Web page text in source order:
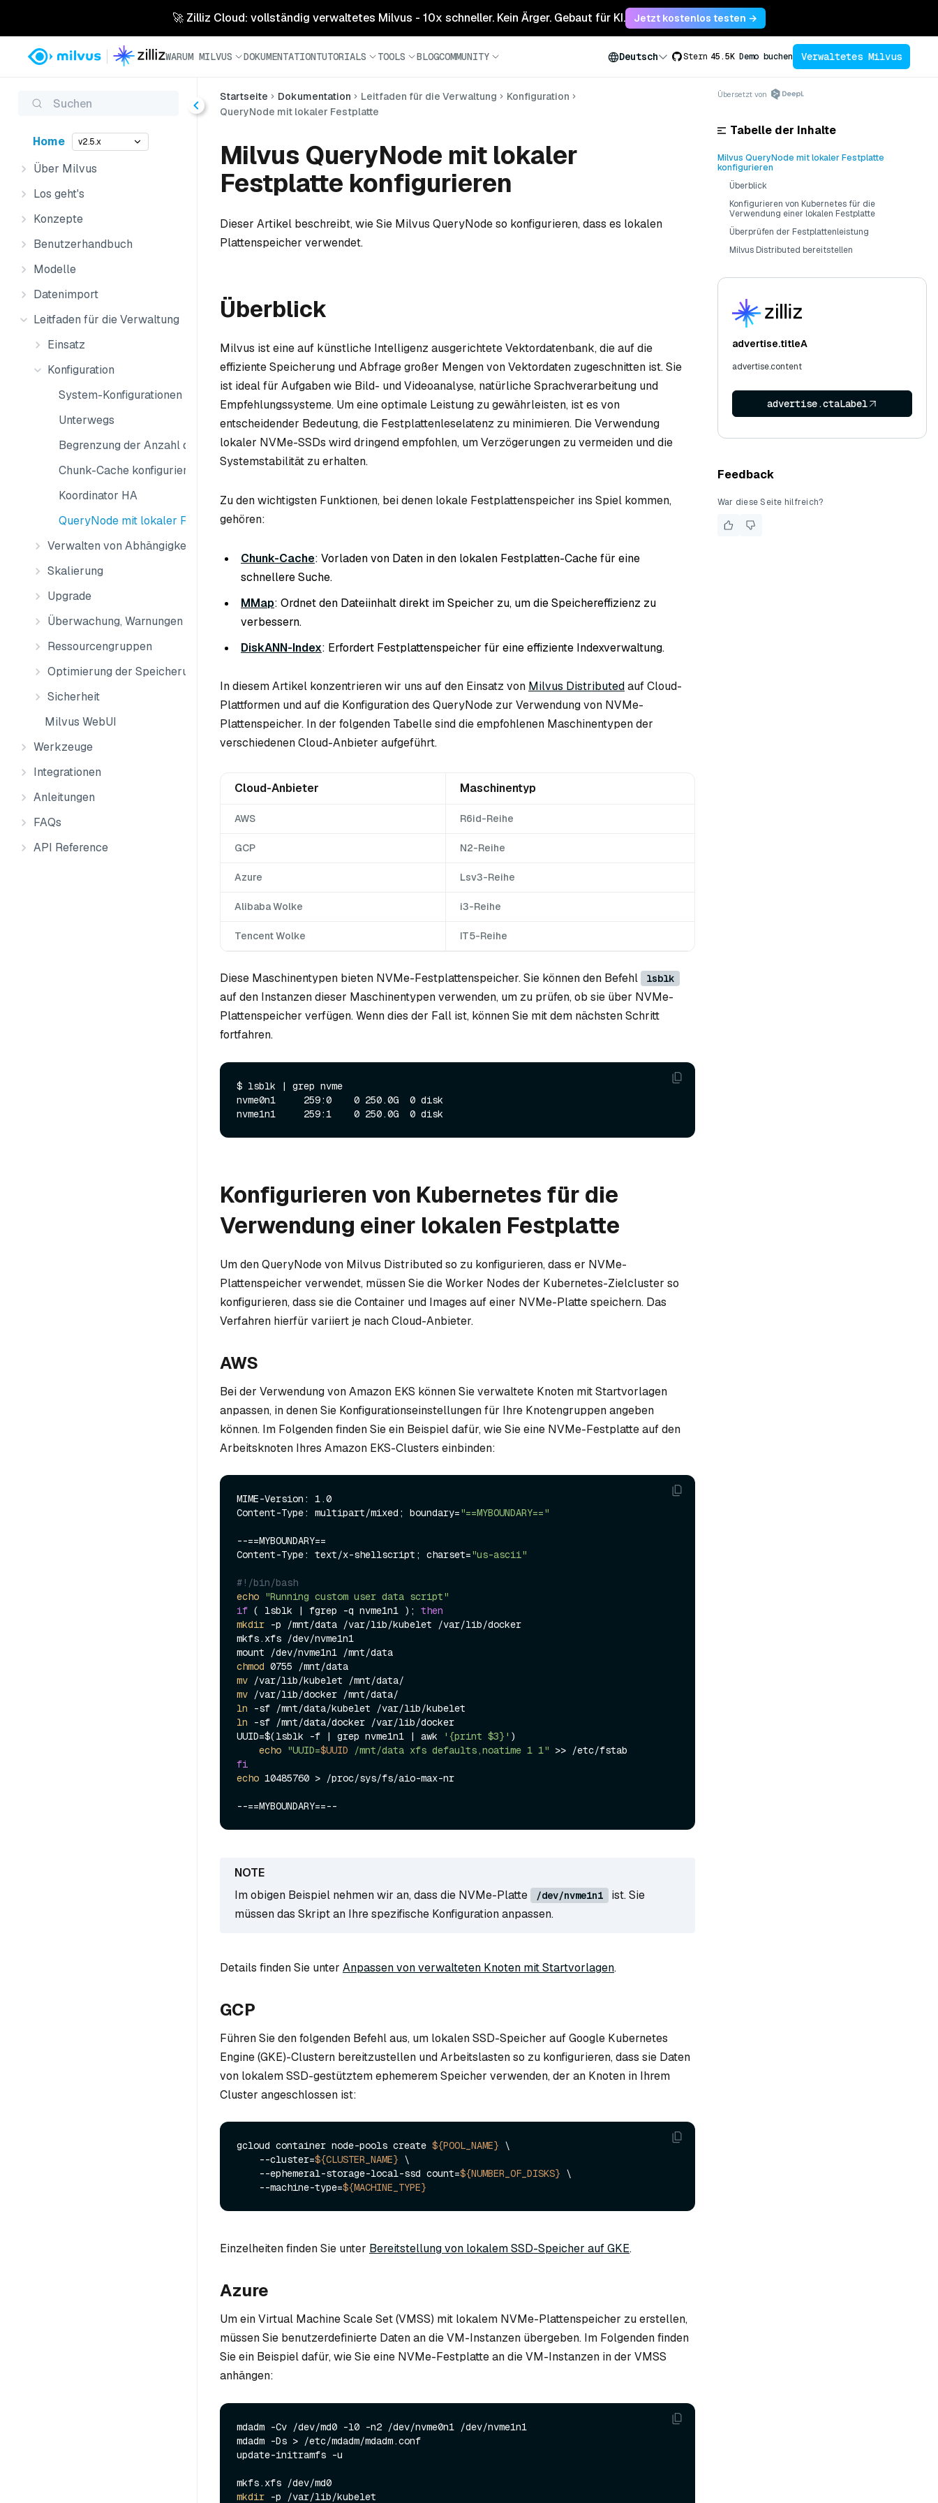
🚀 Zilliz Cloud: vollständig verwaltetes Milvus - 10x schneller. Kein Ärger. Gebaut für KI. Jetzt kostenlos testen →
WARUM MILVUS DOKUMENTATIONTUTORIALS TOOLS BLOGCOMMUNITY Deutsch Stern 45.5K Demo buchen Verwaltetes Milvus
Suchen
Home v2.5.x
Über Milvus
Los geht's
Konzepte
Benutzerhandbuch
Modelle
Datenimport
Leitfaden für die Verwaltung
Einsatz
Konfiguration
System-Konfigurationen
Unterwegs
Begrenzung der Anzahl der Sammlungen
Chunk-Cache konfigurieren
Koordinator HA
QueryNode mit lokaler Festplatte
Verwalten von Abhängigkeiten
Skalierung
Upgrade
Überwachung, Warnungen und Protokolle
Ressourcengruppen
Optimierung der Speicherung
Sicherheit
Milvus WebUI
Werkzeuge
Integrationen
Anleitungen
FAQs
API Reference
Startseite Dokumentation Leitfaden für die Verwaltung
Konfiguration
QueryNode mit lokaler Festplatte
Milvus QueryNode mit lokaler
Festplatte konfigurieren
Dieser Artikel beschreibt, wie Sie Milvus QueryNode so konfigurieren, dass es lokalen
Plattenspeicher verwendet.
Überblick
Milvus ist eine auf künstliche Intelligenz ausgerichtete Vektordatenbank, die auf die
effiziente Speicherung und Abfrage großer Mengen von Vektordaten zugeschnitten ist. Sie
ist ideal für Aufgaben wie Bild- und Videoanalyse, natürliche Sprachverarbeitung und
Empfehlungssysteme. Um eine optimale Leistung zu gewährleisten, ist es von
entscheidender Bedeutung, die Festplattenleselatenz zu minimieren. Die Verwendung
lokaler NVMe-SSDs wird dringend empfohlen, um Verzögerungen zu vermeiden und die
Systemstabilität zu erhalten.
Zu den wichtigsten Funktionen, bei denen lokale Festplattenspeicher ins Spiel kommen,
gehören:
Chunk-Cache: Vorladen von Daten in den lokalen Festplatten-Cache für eine
schnellere Suche.
MMap: Ordnet den Dateiinhalt direkt im Speicher zu, um die Speichereffizienz zu
verbessern.
DiskANN-Index: Erfordert Festplattenspeicher für eine effiziente Indexverwaltung.
In diesem Artikel konzentrieren wir uns auf den Einsatz von Milvus Distributedauf Cloud-
Plattformen und auf die Konfiguration des QueryNode zur Verwendung von NVMe-
Plattenspeicher. In der folgenden Tabelle sind die empfohlenen Maschinentypen der
verschiedenen Cloud-Anbieter aufgeführt.
Cloud-Anbieter Maschinentyp
AWS R6id-Reihe
GCP N2-Reihe
Azure Lsv3-Reihe
Alibaba Wolke i3-Reihe
Tencent Wolke IT5-Reihe
Diese Maschinentypen bieten NVMe-Festplattenspeicher. Sie können den Befehl lsblk
auf den Instanzen dieser Maschinentypen verwenden, um zu prüfen, ob sie über NVMe-
Plattenspeicher verfügen. Wenn dies der Fall ist, können Sie mit dem nächsten Schritt
fortfahren.
$ lsblk | grep nvme
nvme0n1     259:0    0 250.0G  0 disk
Konfigurieren von Kubernetes für die
Verwendung einer lokalen Festplatte
Um den QueryNode von Milvus Distributed so zu konfigurieren, dass er NVMe-
Plattenspeicher verwendet, müssen Sie die Worker Nodes der Kubernetes-Zielcluster so
konfigurieren, dass sie die Container und Images auf einer NVMe-Platte speichern. Das
Verfahren hierfür variiert je nach Cloud-Anbieter.
AWS
Bei der Verwendung von Amazon EKS können Sie verwaltete Knoten mit Startvorlagen
anpassen, in denen Sie Konfigurationseinstellungen für Ihre Knotengruppen angeben
können. Im Folgenden finden Sie ein Beispiel dafür, wie Sie eine NVMe-Festplatte auf den
Arbeitsknoten Ihres Amazon EKS-Clusters einbinden:
MIME-Version: 1.0
Content-Type: multipart/mixed; boundary="==MYBOUNDARY=="
--==MYBOUNDARY==
Content-Type: text/x-shellscript; charset="us-ascii"
#!/bin/bash
echo "Running custom user data script"
if ( lsblk | fgrep -q nvme1n1 ); then
mkdir -p /mnt/data /var/lib/kubelet /var/lib/docker
mkfs.xfs /dev/nvme1n1
chmod
mv
mv
ln
ln -sf /mnt/data/docker /var/lib/docker
UUID=$(lsblk -f | grep nvme1n1 | awk
'{print $3}' )
echo "UUID=$UUID /mnt/data xfs defaults,noatime 1 1"
fi
echo 10485760 > /proc/sys/fs/aio-max-nr
Im obigen Beispiel nehmen wir an, dass die NVMe-Platte /dev/nvme1n1
ist. Sie
müssen das Skript an Ihre spezifische Konfiguration anpassen.
Details finden Sie unter Anpassen von verwalteten Knoten mit Startvorlagen.
GCP
Führen Sie den folgenden Befehl aus, um lokalen SSD-Speicher auf Google Kubernetes
Engine (GKE)-Clustern bereitzustellen und Arbeitslasten so zu konfigurieren, dass sie Daten
von lokalem SSD-gestütztem ephemerem Speicher verwenden, der an Knoten in Ihrem
Cluster angeschlossen ist:
gcloud container node-pools create ${POOL_NAME} \
    --cluster=
${CLUSTER_NAME} \
    --ephemeral-storage-local-ssd count=
${NUMBER_OF_DISKS} \
    --machine-type=
${MACHINE_TYPE}
Einzelheiten finden Sie unter Bereitstellung von lokalem SSD-Speicher auf GKE.
Azure
Um ein Virtual Machine Scale Set (VMSS) mit lokalem NVMe-Plattenspeicher zu erstellen,
müssen Sie benutzerdefinierte Daten an die VM-Instanzen übergeben. Im Folgenden finden
Sie ein Beispiel dafür, wie Sie eine NVMe-Festplatte an die VM-Instanzen in der VMSS
anhängen:
mdadm -Cv /dev/md0 -l0 -n2 /dev/nvme0n1 /dev/nvme1n1
mdadm -Ds > /etc/mdadm/mdadm.conf
update-initramfs -u
mkdir
Übersetzt von
Tabelle der Inhalte
Milvus QueryNode mit lokaler Festplatte
konfigurieren
Überblick
Konfigurieren von Kubernetes für die
Verwendung einer lokalen Festplatte
Überprüfen der Festplattenleistung
Milvus Distributed bereitstellen
advertise.titleA
advertise.content
advertise.ctaLabel
Feedback
War diese Seite hilfreich?